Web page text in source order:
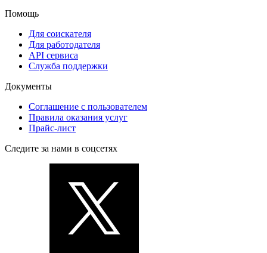
Помощь
Для соискателя
Для работодателя
API сервиса
Служба поддержки
Документы
Соглашение с пользователем
Правила оказания услуг
Прайс-лист
Следите за нами в соцсетях